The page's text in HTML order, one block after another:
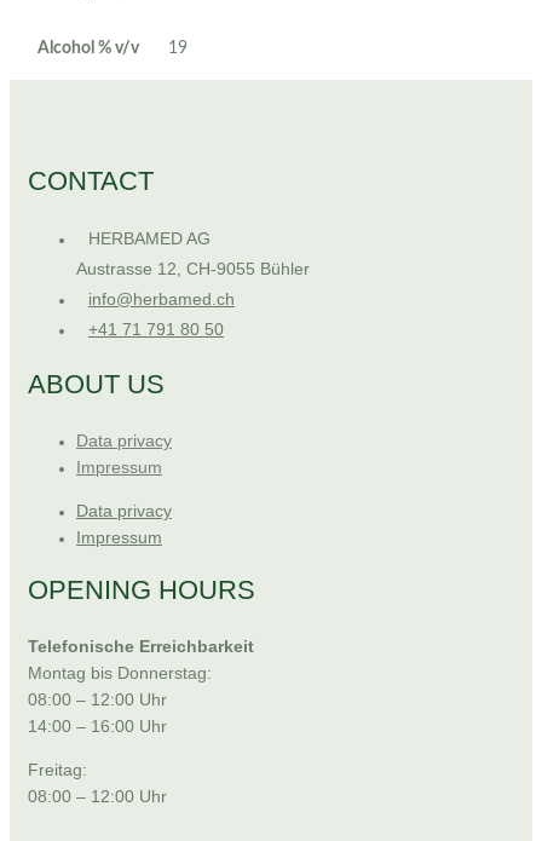
Alcohol % v/v 19
CONTACT
HERBAMED AG
Austrasse 12, CH-9055 Bühler
info@herbamed.ch
+41 71 791 80 50
ABOUT US
Data privacy
Impressum
Data privacy
Impressum
OPENING HOURS
Telefonische Erreichbarkeit
Montag bis Donnerstag:
08:00 – 12:00 Uhr
14:00 – 16:00 Uhr
Freitag:
08:00 – 12:00 Uhr